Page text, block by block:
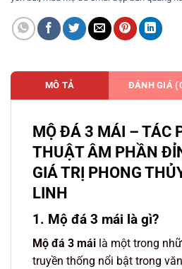
MÔ TẢ ĐÁNH GIÁ
MỘ ĐÁ 3 MÁI – TÁC
THUẬT ÂM PHẦN
GIÁ TRỊ PHONG
LINH
1. Mộ đá 3 mái là gì?
Mộ đá 3 mái là một trong
truyền thống nổi bật trong